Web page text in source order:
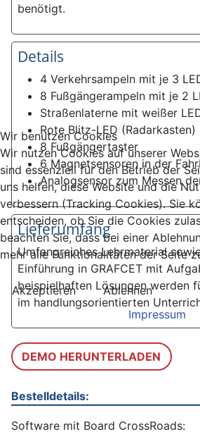
benötigt.
Details
4 Verkehrsampeln mit je 3
8 Fußgängerampeln mit je 2
Straßenlaterne mit weißer
Rote Blitz-LED (Radarkasten)
8 Fußgängertaster
6 Magnetsensoren in der
Analogsensor zum Messen
Lieferumfang
Umfangreiches Lehrmaterial
Einführung in GRAFCET mit
beispielhaften Lösungen werden
im handlungsorientierten
DEMO HERUNTERLADEN
Bestelldetails:
Software mit Board CrossRoads:
Wir benutzen Cookies
Wir nutzen Cookies auf unserer
sind essenziell für den Betrieb der
uns helfen, diese Website und die
verbessern (Tracking Cookies). Sie
entscheiden, ob Sie die Cookies
beachten Sie, dass bei einer
mehr alle Funktionalitäten der Seite
Akzeptieren
Ablehnen
Impressum